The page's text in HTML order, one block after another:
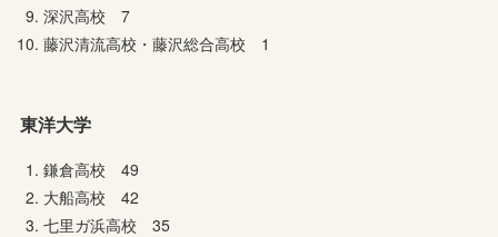
深沢高校 7
藤沢清流高校・藤沢総合高校 1
東洋大学
鎌倉高校 49
大船高校 42
七里ガ浜高校 35